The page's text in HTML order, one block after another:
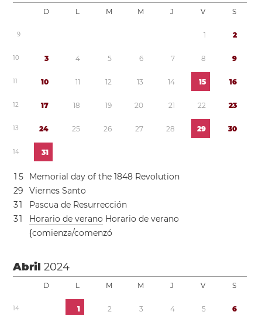
D L M M J V S
9 1 2
10 3 4 5 6 7 8 9
11 10 11 12 13 14 15 16
12 17 18 19 20 21 22 23
13 24 25 26 27 28 29 30
14 31
1 5
Memorial day of the 1848 Revolution
29
Viernes Santo
31
Pascua de Resurrección
31 Horario de verano Horario de verano
{comienza/comenzó
Abril2024
D L M M J V S
14 1 2 3 4 5 6